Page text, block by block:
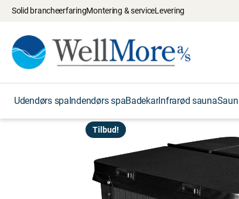
Solid brancheerfaringMontering & serviceLevering
Udendørs spaIndendørs spaBadekarInfrarød sauna
Tilbud!